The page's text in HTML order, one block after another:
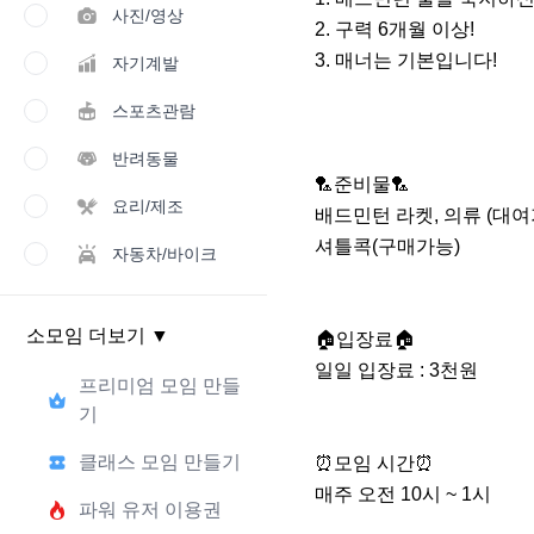
사진/영상
자기계발
스포츠관람
반려동물
요리/제조
자동차/바이크
소모임 더보기 ▼
프리미엄 모임 만들
기
클래스 모임 만들기
파워 유저 이용권
2. 구력 6개월 이상!
3. 매너는 기본입니다!
🏸준비물🏸
배드민턴 라켓, 의류 (대
셔틀콕(구매가능)
🏠입장료🏠
일일 입장료 : 3천원
⏰️모임 시간⏰️
매주 오전 10시 ~ 1시